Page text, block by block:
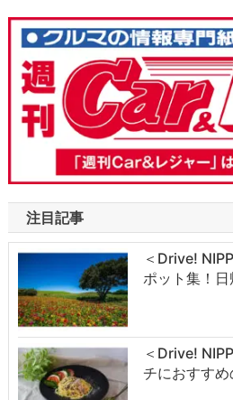
注目記事
＜Drive!
ポット集！
＜Drive!
チにおすす